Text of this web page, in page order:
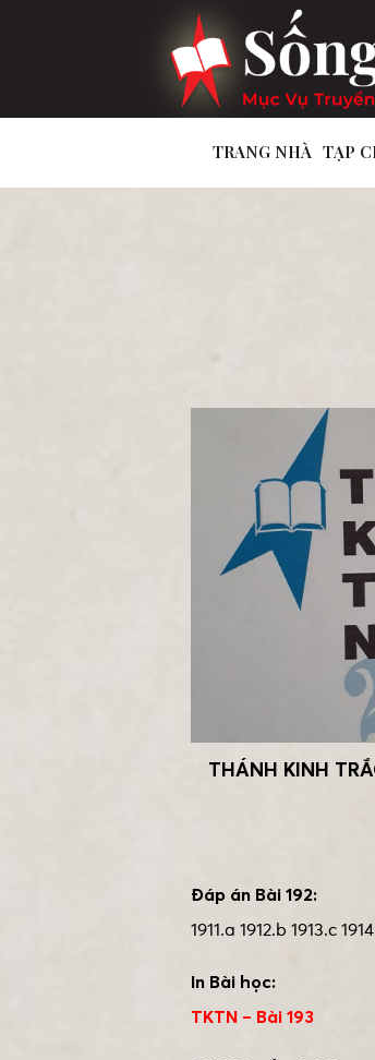
TRANG NHÀ TẠP
THÁNH KINH
Đáp án Bài 192:
1911.a 1912.b 1913.c
In Bài học:
TKTN – Bài 193